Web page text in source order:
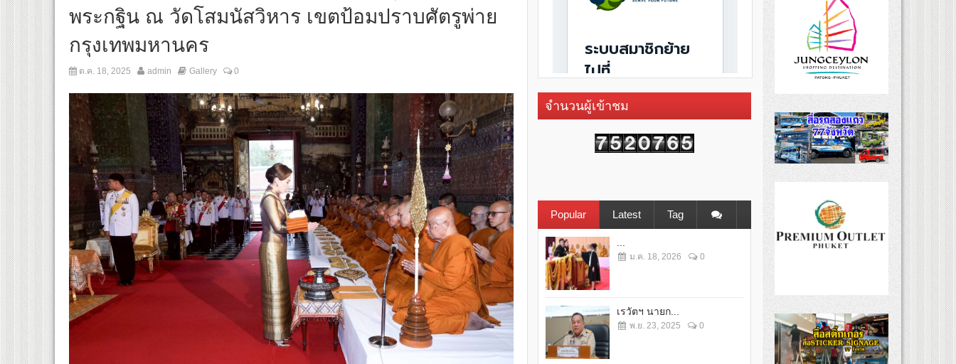
พระกฐิน ณ วัดโสมนัสวิหาร เขตป้อมปราบศัตรูพ่าย
กรุงเทพมหานคร
ต.ค. 18, 2025 admin Gallery 0
จำนวนผู้เข้าชม
Popular Latest Tag
ม.ค. 18, 2026 0
เรวัตฯ นายก...
พ.ย. 23, 2025 0